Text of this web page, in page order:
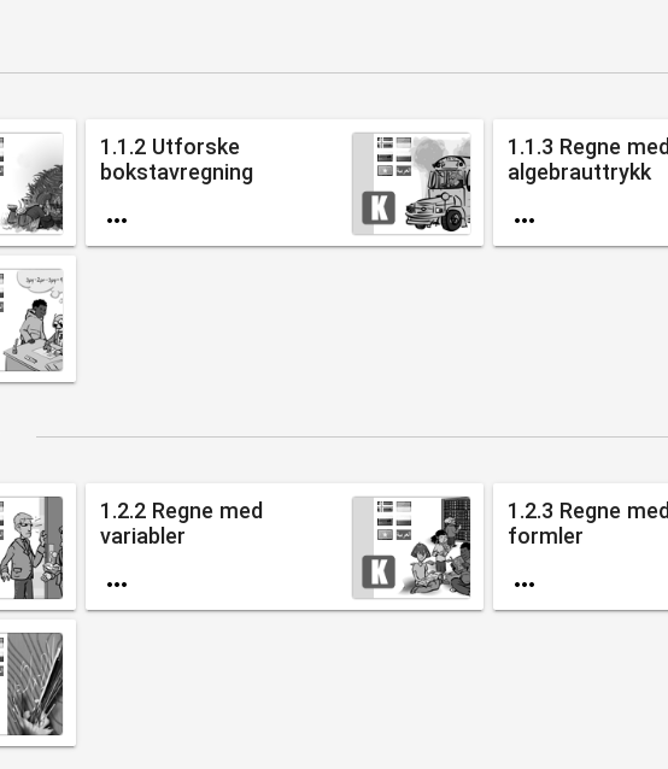
1.1.2 Utforske
bokstavregning

1.1.3 Regne
algebrauttrykk

1.2.2 Regne med
variabler

1.2.3 Regne
formler
